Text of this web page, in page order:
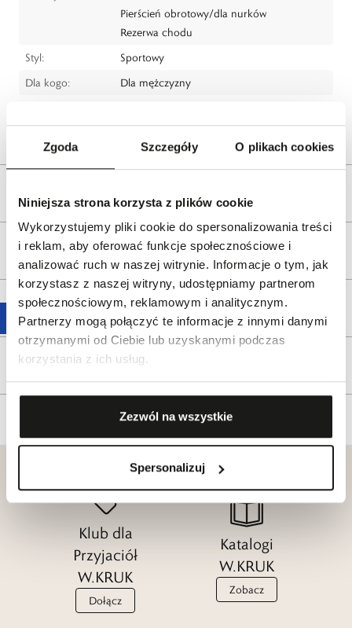
Zgoda Szczegóły O plikach cookies
Niniejsza strona korzysta z plików cookie
Wykorzystujemy pliki cookie do spersonalizowania treści
i reklam, aby oferować funkcje społecznościowe i
analizować ruch w naszej witrynie. Informacje o tym, jak
korzystasz z naszej witryny, udostępniamy partnerom
społecznościowym, reklamowym i analitycznym.
Partnerzy mogą połączyć te informacje z innymi danymi
otrzymanymi od Ciebie lub uzyskanymi podczas
korzystania z ich usług.
Zezwól na wszystkie
Spersonalizuj
Pierścień obrotowy/dla nurków
Rezerwa chodu
Styl:
Sportowy
Dla kogo:
Dla mężczyzny
Wysyłka
Reklamacje i zwroty
Tagi
Klub dla
Przyjaciół
W.KRUK
Dołącz
Katalogi
W.KRUK
Zobacz